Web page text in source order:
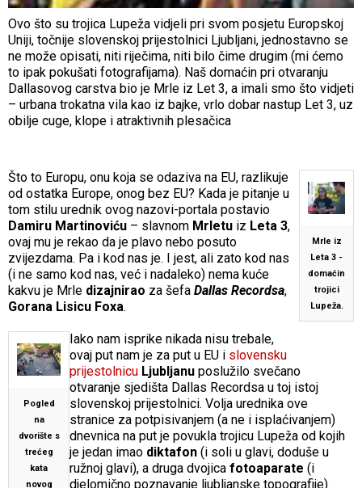
Ovo što su trojica Lupeža vidjeli pri svom posjetu Europskoj
Uniji, točnije slovenskoj prijestolnici Ljubljani, jednostavno se
ne može opisati, niti riječima, niti bilo čime drugim (mi ćemo
to ipak pokušati fotografijama). Naš domaćin pri otvaranju
Dallasovog carstva bio je Mrle iz Let 3, a imali smo što vidjeti
– urbana trokatna vila kao iz bajke, vrlo dobar nastup Let 3, uz
obilje cuge, klope i atraktivnih plesačica
Mrle iz
Leta 3 -
domaćin
trojici
Lupeža.
Što to Europu, onu koja se odaziva na EU, razlikuje
od ostatka Europe, onog bez EU? Kada je pitanje u
tom stilu urednik ovog nazovi-portala postavio
Damiru Martinoviću – slavnom Mrletu iz Leta 3,
ovaj mu je rekao da je plavo nebo posuto
zvijezdama. Pa i kod nas je. I jest, ali zato kod nas
(i ne samo kod nas, već i nadaleko) nema kuće
kakvu je Mrle dizajnirao za šefa Dallas Recordsa,
Gorana Lisicu Foxa.
Pogled
na
dvorište s
trećeg
kata
novog
Iako nam isprike nikada nisu trebale,
ovaj put nam je za put u EU i slovensku
prijestolnicu Ljubljanu poslužilo svečano
otvaranje sjedišta Dallas Recordsa u toj istoj
slovenskoj prijestolnici. Volja urednika ove
stranice za potpisivanjem (a ne i isplaćivanjem)
dnevnica na put je povukla trojicu Lupeža od kojih
je jedan imao diktafon (i soli u glavi, doduše u
ružnoj glavi), a druga dvojica fotoaparate (i
djelomično poznavanje ljubljanske topografije).